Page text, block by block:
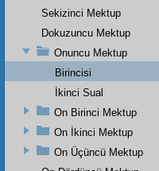
Sekizinci Mektup
Dokuzuncu Mektup
Onuncu Mektup
Birincisi
İkinci Sual
On Birinci Mektup
On İkinci Mektup
On Üçüncü Mektup